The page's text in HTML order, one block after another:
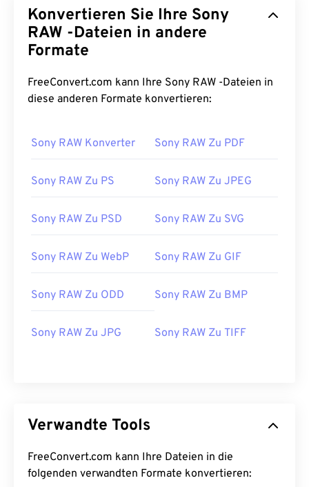
Konvertieren Sie Ihre Sony
RAW -Dateien in andere
Formate
FreeConvert.com kann Ihre Sony RAW -Dateien in
diese anderen Formate konvertieren:
Sony RAW Konverter Sony RAW Zu PDF
Sony RAW Zu PS Sony RAW Zu JPEG
Sony RAW Zu PSD Sony RAW Zu SVG
Sony RAW Zu WebP Sony RAW Zu GIF
Sony RAW Zu ODD Sony RAW Zu BMP
Sony RAW Zu JPG Sony RAW Zu TIFF
Verwandte Tools
FreeConvert.com kann Ihre Dateien in die
folgenden verwandten Formate konvertieren: